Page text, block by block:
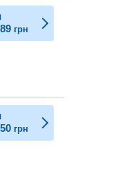
грн
грн